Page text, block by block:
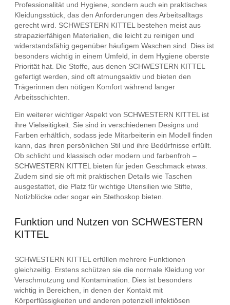
Professionalität und Hygiene, sondern auch ein praktisches
Kleidungsstück, das den Anforderungen des Arbeitsalltags
gerecht wird. SCHWESTERN KITTEL bestehen meist aus
strapazierfähigen Materialien, die leicht zu reinigen und
widerstandsfähig gegenüber häufigem Waschen sind. Dies ist
besonders wichtig in einem Umfeld, in dem Hygiene oberste
Priorität hat. Die Stoffe, aus denen SCHWESTERN KITTEL
gefertigt werden, sind oft atmungsaktiv und bieten den
Trägerinnen den nötigen Komfort während langer
Arbeitsschichten.
Ein weiterer wichtiger Aspekt von SCHWESTERN KITTEL ist
ihre Vielseitigkeit. Sie sind in verschiedenen Designs und
Farben erhältlich, sodass jede Mitarbeiterin ein Modell finden
kann, das ihren persönlichen Stil und ihre Bedürfnisse erfüllt.
Ob schlicht und klassisch oder modern und farbenfroh –
SCHWESTERN KITTEL bieten für jeden Geschmack etwas.
Zudem sind sie oft mit praktischen Details wie Taschen
ausgestattet, die Platz für wichtige Utensilien wie Stifte,
Notizblöcke oder sogar ein Stethoskop bieten.
Funktion und Nutzen von SCHWESTERN
KITTEL
SCHWESTERN KITTEL erfüllen mehrere Funktionen
gleichzeitig. Erstens schützen sie die normale Kleidung vor
Verschmutzung und Kontamination. Dies ist besonders
wichtig in Bereichen, in denen der Kontakt mit
Körperflüssigkeiten und anderen potenziell infektiösen